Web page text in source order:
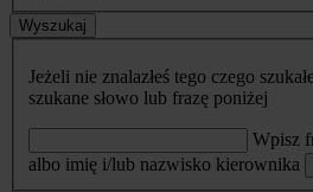
Wyszukaj
Jeżeli nie znalazłeś tego czego
szukane słowo lub frazę poniżej
Wpisz
albo imię i/lub nazwisko kierownika